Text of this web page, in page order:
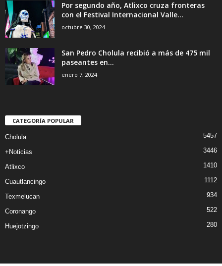
Por segundo año, Atlixco cruza fronteras
con el Festival Internacional Valle...
octubre 30, 2024
San Pedro Cholula recibió a más de 475 mil
paseantes en...
enero 7, 2024
CATEGORÍA POPULAR
Cholula 5457
+Noticias 3446
Atlixco 1410
Cuautlancingo 1112
Texmelucan 934
Coronango 522
Huejotzingo 280